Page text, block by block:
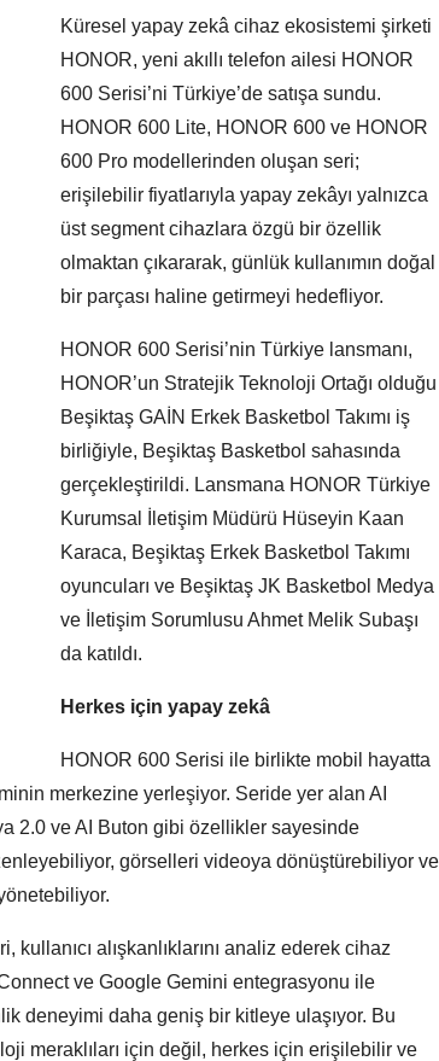
Küresel yapay zekâ cihaz ekosistemi şirketi
HONOR, yeni akıllı telefon ailesi HONOR
600 Serisi’ni Türkiye’de satışa sundu.
HONOR 600 Lite, HONOR 600 ve HONOR
600 Pro modellerinden oluşan seri;
erişilebilir fiyatlarıyla yapay zekâyı yalnızca
üst segment cihazlara özgü bir özellik
olmaktan çıkararak, günlük kullanımın doğal
bir parçası haline getirmeyi hedefliyor.
HONOR 600 Serisi’nin Türkiye lansmanı,
HONOR’un Stratejik Teknoloji Ortağı olduğu
Beşiktaş GAİN Erkek Basketbol Takımı iş
birliğiyle, Beşiktaş Basketbol sahasında
gerçekleştirildi. Lansmana HONOR Türkiye
Kurumsal İletişim Müdürü Hüseyin Kaan
Karaca, Beşiktaş Erkek Basketbol Takımı
oyuncuları ve Beşiktaş JK Basketbol Medya
ve İletişim Sorumlusu Ahmet Melik Subaşı
da katıldı.
Herkes için yapay zekâ
HONOR 600 Serisi ile birlikte mobil hayatta
merkezine yerleşiyor. Seride yer alan AI
2.0 ve AI Buton gibi özellikler sayesinde
görselleri videoya dönüştürebiliyor ve
alışkanlıklarını analiz ederek cihaz
ve Google Gemini entegrasyonu ile
deneyimi daha geniş bir kitleye ulaşıyor. Bu
meraklıları için değil, herkes için erişilebilir ve